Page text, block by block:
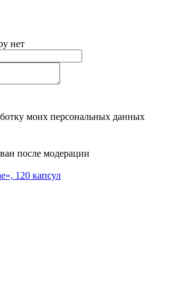
нет
моих персональных данных
после модерации
120 капсул